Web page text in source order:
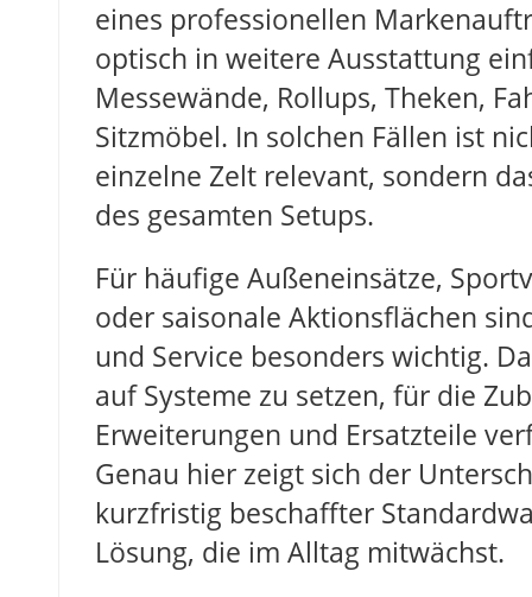
eines professionellen
optisch in weitere Ausstattung
Messewände, Rollups, Theken,
Sitzmöbel. In solchen Fällen ist
einzelne Zelt relevant, sondern
des gesamten Setups.
Für häufige Außeneinsätze,
oder saisonale Aktionsflächen
und Service besonders wichtig.
auf Systeme zu setzen, für die
Erweiterungen und Ersatzteile
Genau hier zeigt sich der
kurzfristig beschaffter
Lösung, die im Alltag mitwächst.